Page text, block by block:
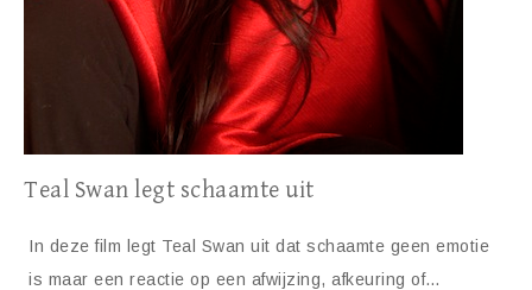
Teal Swan legt schaamte uit
In deze film legt Teal Swan uit dat schaamte geen emotie
is maar een reactie op een afwijzing, afkeuring of…